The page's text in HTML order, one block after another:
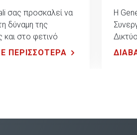
σας προσκαλεί να
δύναμη της
και στο φετινό
Festival!
ΠΕΡΙΣΣΟΤΕΡΑ
Η